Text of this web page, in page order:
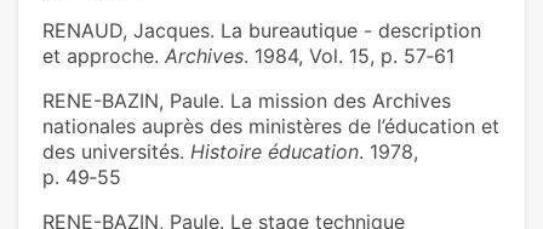
RENAUD, Jacques. La bureautique - description
et approche. Archives. 1984, Vol. 15, p. 57‑61
RENE-BAZIN, Paule. La mission des Archives
nationales auprès des ministères de l’éducation et
des universités. Histoire éducation. 1978,
p. 49‑55
RENE-BAZIN, Paule. Le stage technique